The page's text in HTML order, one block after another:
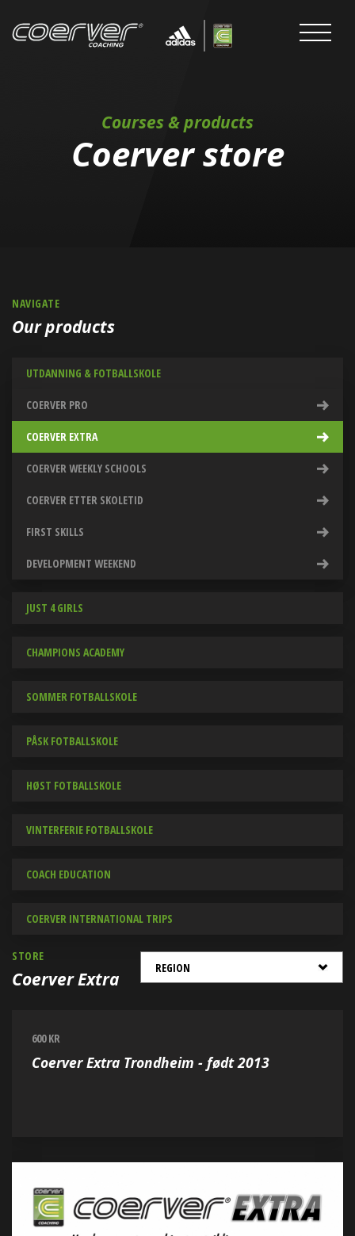
Courses & products
Coerver store
NAVIGATE
Our products
UTDANNING & FOTBALLSKOLE
COERVER PRO
COERVER EXTRA
COERVER WEEKLY SCHOOLS
COERVER ETTER SKOLETID
FIRST SKILLS
DEVELOPMENT WEEKEND
JUST 4 GIRLS
CHAMPIONS ACADEMY
SOMMER FOTBALLSKOLE
PÅSK FOTBALLSKOLE
HØST FOTBALLSKOLE
VINTERFERIE FOTBALLSKOLE
COACH EDUCATION
COERVER INTERNATIONAL TRIPS
STORE
Coerver Extra
600 KR
Coerver Extra Trondheim - født 2013